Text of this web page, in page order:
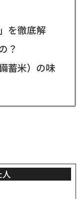
を徹底解
？
蓄米）の味
人